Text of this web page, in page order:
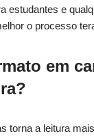
estudantes e
o processo
em
torna a leitura